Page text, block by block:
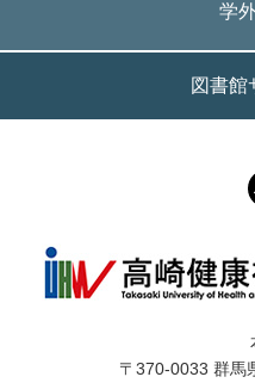
学
図書館
〒370-0033 群馬